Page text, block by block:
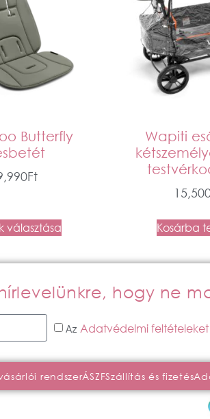
Butterfly
Ft
választása
Wapiti
Kosárba
hogy ne
Az Adatvédelmi feltételeket
rendszerÁSZFSzállítás és fizetés